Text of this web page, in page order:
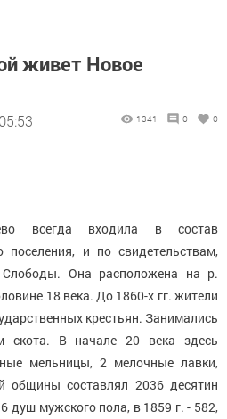
живет Новое
1341 0 0
всегда входила в состав
поселения, и по свидетельствам,
Она расположена на р.
18 века. До 1860-х гг. жители
крестьян. Занимались
скота. В начале 20 века здесь
мельницы, 2 мелочные лавки,
общины составлял 2036 десятин
душ мужского пола, в 1859 г. - 582,